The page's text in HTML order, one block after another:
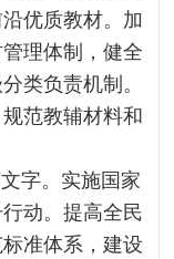
优质教材。加
理体制，健全
类负责机制。
范教辅材料和
字。实施国家
动。提高全民
准体系，建设